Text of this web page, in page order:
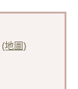
(地圖)